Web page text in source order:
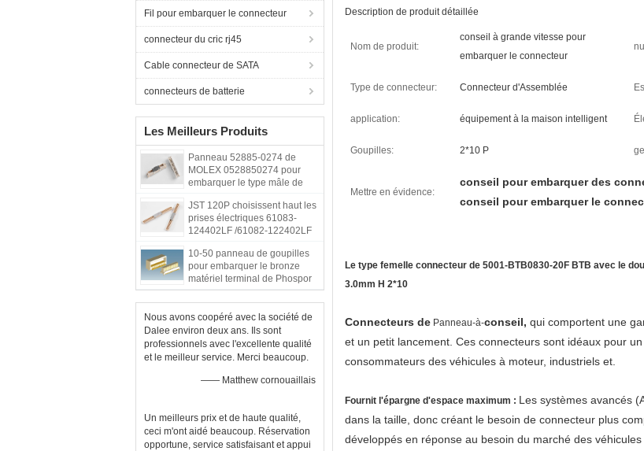
Fil pour embarquer le connecteur
connecteur du cric rj45
Cable connecteur de SATA
connecteurs de batterie
Les Meilleurs Produits
Panneau 52885-0274 de
MOLEX 0528850274 pour
embarquer le type mâle de
vitesse
JST 120P choisissent haut les
prises électriques 61083-
124402LF /61082-122402LF
10-50 panneau de goupilles
pour embarquer le bronze
matériel terminal de Phospor
de prise de côté de lancement
du connecteur 0.8mm
Nous avons coopéré avec la société de
Dalee environ deux ans. Ils sont
professionnels avec l'excellente qualité
et le meilleur service. Merci beaucoup.
—— Matthew cornouaillais
Un meilleurs prix et de haute qualité,
ceci m'ont aidé beaucoup. Réservation
opportune, service satisfaisant et appui
Description de produit détaillée
Nom de produit:
conseil à grande vitesse pour
embarquer le connecteur
Type de connecteur: Connecteur d'Assemblée
application: équipement à la maison intelligent
Goupilles: 2*10 P
Mettre en évidence:
conseil pour embarquer des
conseil pour embarquer le
Le type femelle connecteur de 5001-BTB0830-20F BTB avec le
3.0mm H 2*10
Connecteurs de Panneau-à-conseil, qui comportent une
et un petit lancement. Ces connecteurs sont idéaux pour
consommateurs des véhicules à moteur, industriels et.
Fournit l'épargne d'espace maximum : Les systèmes avancés
dans la taille, donc créant le besoin de connecteur plus
développés en réponse au besoin du marché des